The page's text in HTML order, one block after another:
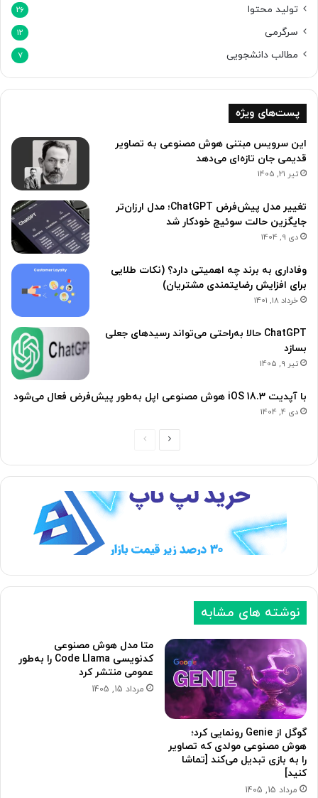
تولید محتوا 26
سرگرمی 12
مطالب دانشجویی 7
پست‌های ویژه
این سرویس مبتنی هوش مصنوعی به تصاویر
قدیمی جان تازه‌ای می‌دهد
تیر 21, 1405
تغییر مدل پیش‌فرض ChatGPT؛ مدل ارزان‌تر
جایگزین حالت سوئیچ خودکار شد
دی 9, 1404
وفاداری به برند چه اهمیتی دارد؟ (نکات طلایی
برای افزایش رضایتمندی مشتریان)
خرداد 18, 1401
ChatGPT حالا به‌راحتی می‌تواند رسیدهای جعلی
بسازد
تیر 9, 1405
با آپدیت iOS 18.3 هوش مصنوعی اپل به‌طور پیش‌فرض فعال می‌شود
دی 4, 1404
ح
ه
ی
ح
ه
ی
نوشته های مشابه
گوگل از Genie رونمایی کرد؛
هوش مصنوعی مولدی که تصاویر
را به بازی تبدیل می‌کند [تماشا
کنید]
مرداد 15, 1405
متا مدل هوش مصنوعی
کدنویسی Code Llama را به‌طور
عمومی منتشر کرد
مرداد 15, 1405